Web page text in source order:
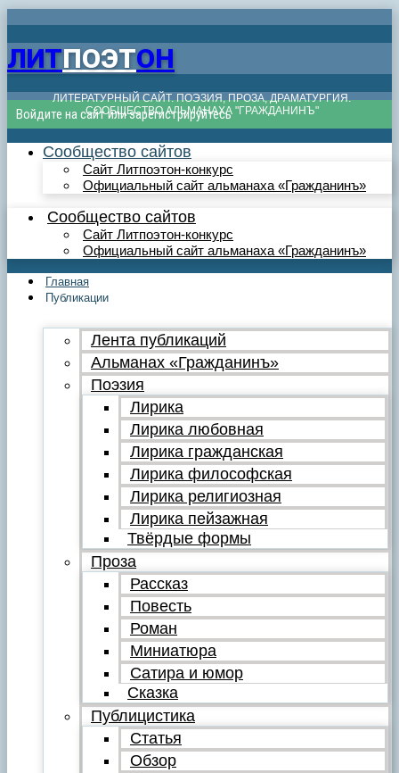
ЛИТПОЭТОН
ЛИТЕРАТУРНЫЙ САЙТ. ПОЭЗИЯ, ПРОЗА, ДРАМАТУРГИЯ.
СООБЩЕСТВО АЛЬМАНАХА "ГРАЖДАНИНЪ"
Войдите на сайт или зарегистрируйтесь
Сообщество сайтов
Сайт Литпоэтон-конкурс
Официальный сайт альманаха «Гражданинъ»
Сообщество сайтов
Сайт Литпоэтон-конкурс
Официальный сайт альманаха «Гражданинъ»
Главная
Публикации
Лента публикаций
Альманах «Гражданинъ»
Поэзия
Лирика
Лирика любовная
Лирика гражданская
Лирика философская
Лирика религиозная
Лирика пейзажная
Твёрдые формы
Проза
Рассказ
Повесть
Роман
Миниатюра
Сатира и юмор
Сказка
Публицистика
Статья
Обзор